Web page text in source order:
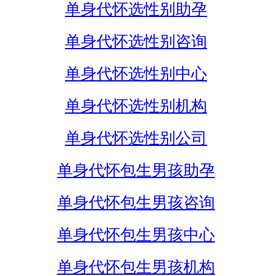
单身代怀选性别助孕
单身代怀选性别咨询
单身代怀选性别中心
单身代怀选性别机构
单身代怀选性别公司
单身代怀包生男孩助孕
单身代怀包生男孩咨询
单身代怀包生男孩中心
单身代怀包生男孩机构